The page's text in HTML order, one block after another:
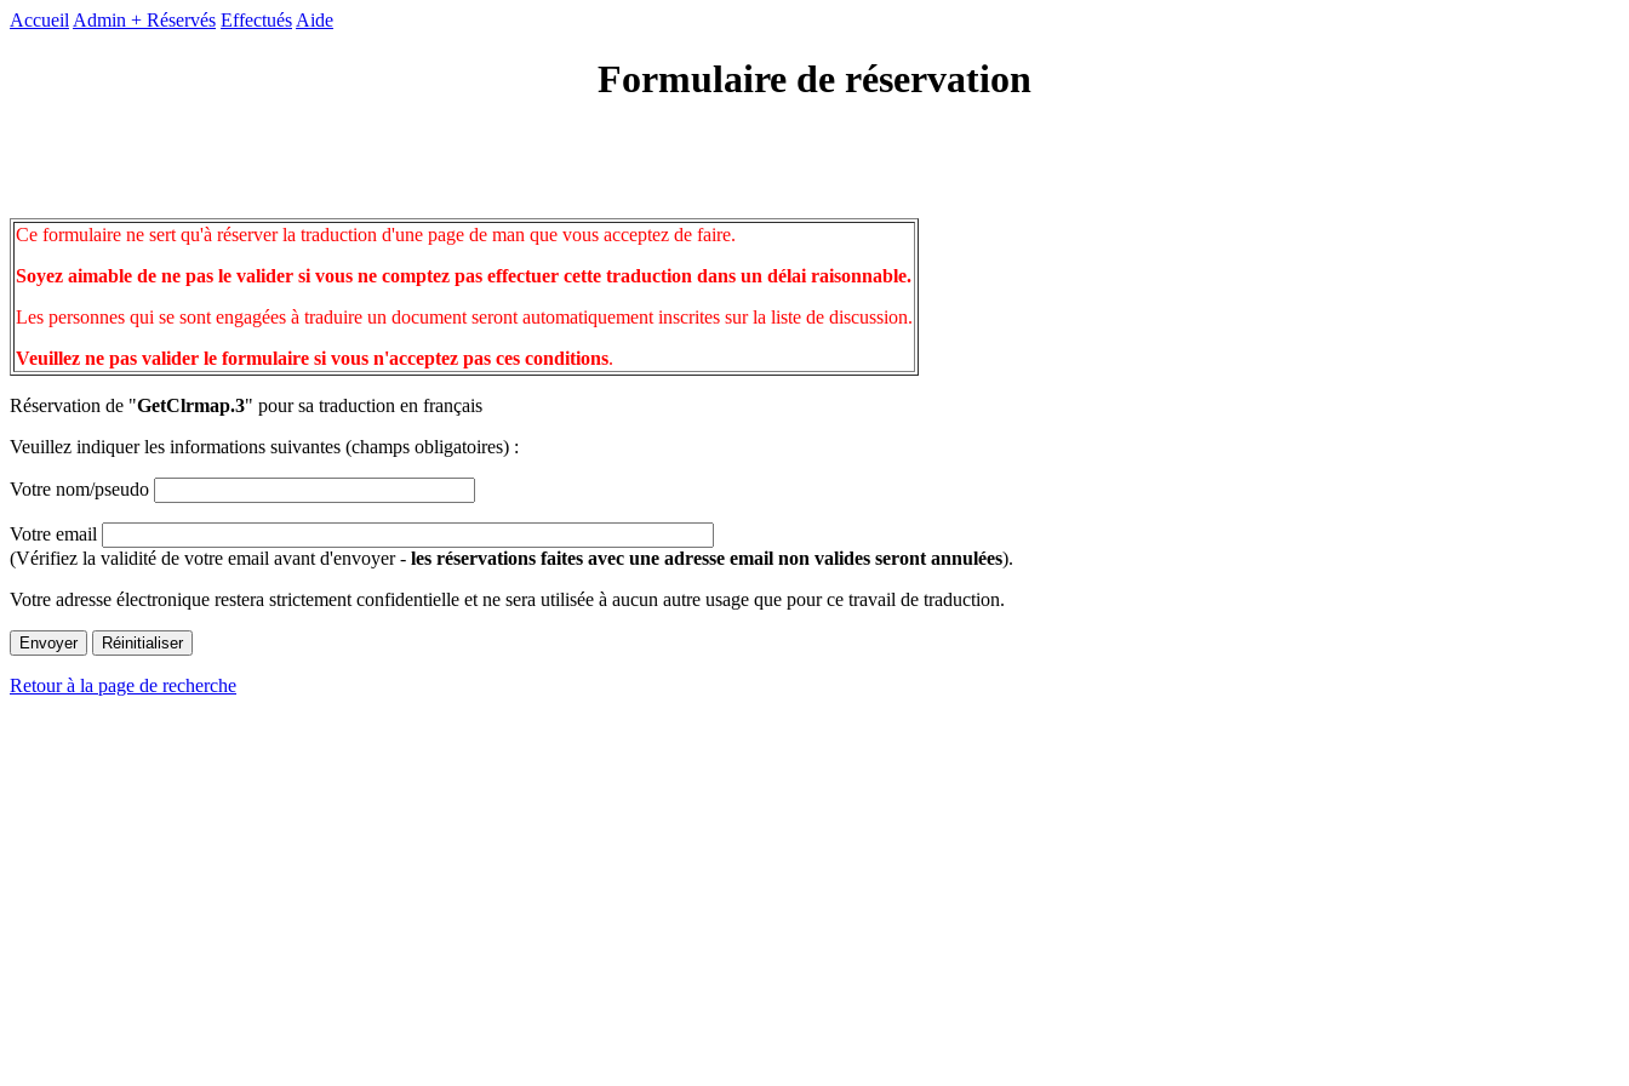
Accueil Admin + Réservés Effectués Aide
Formulaire de réservation
Ce formulaire ne sert qu'à réserver la traduction d'une page de man que vous acceptez de faire.
Soyez aimable de ne pas le valider si vous ne comptez pas effectuer cette traduction dans un délai raisonnable.
Les personnes qui se sont engagées à traduire un document seront automatiquement inscrites sur la liste de discussion.
Veuillez ne pas valider le formulaire si vous n'acceptez pas ces conditions.
Réservation de "GetClrmap.3" pour sa traduction en français
Veuillez indiquer les informations suivantes (champs obligatoires) :
Votre nom/pseudo
Votre email
(Vérifiez la validité de votre email avant d'envoyer - les réservations faites avec une adresse email non valides seront annulées).
Votre adresse électronique restera strictement confidentielle et ne sera utilisée à aucun autre usage que pour ce travail de traduction.
Retour à la page de recherche